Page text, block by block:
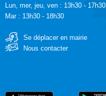
Lun, mer, jeu, ven : 13h30 - 17h30
Mar : 13h30 - 18h30
Se déplacer en mairie
Nous contacter